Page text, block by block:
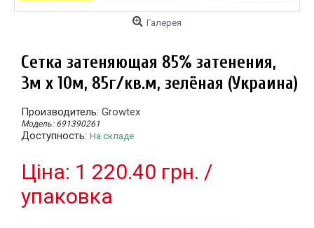
Галерея
Сетка затеняющая 85% затенения,
3м х 10м, 85г/кв.м, зелёная (Украина)
Производитель: Growtex
Модель: 691390261
Доступность: На складе
Цiна: 1 220.40 грн. /
упаковка